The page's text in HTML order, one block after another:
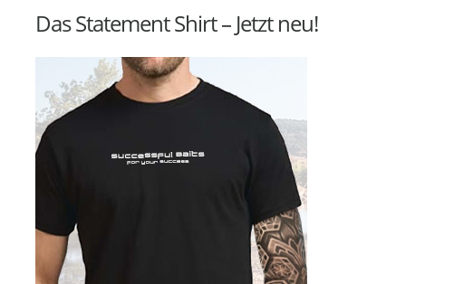
Das Statement Shirt – Jetzt neu!